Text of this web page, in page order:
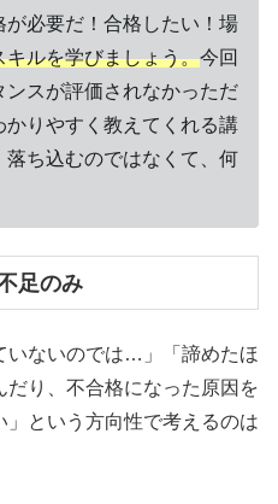
必要だ！合格したい！場
キルを学びましょう。今回
スが評価されなかっただ
りやすく教えてくれる講
ち込むのではなくて、何
足のみ
いないのでは…」「諦めたほ
り、不合格になった原因を
」という方向性で考えるのは